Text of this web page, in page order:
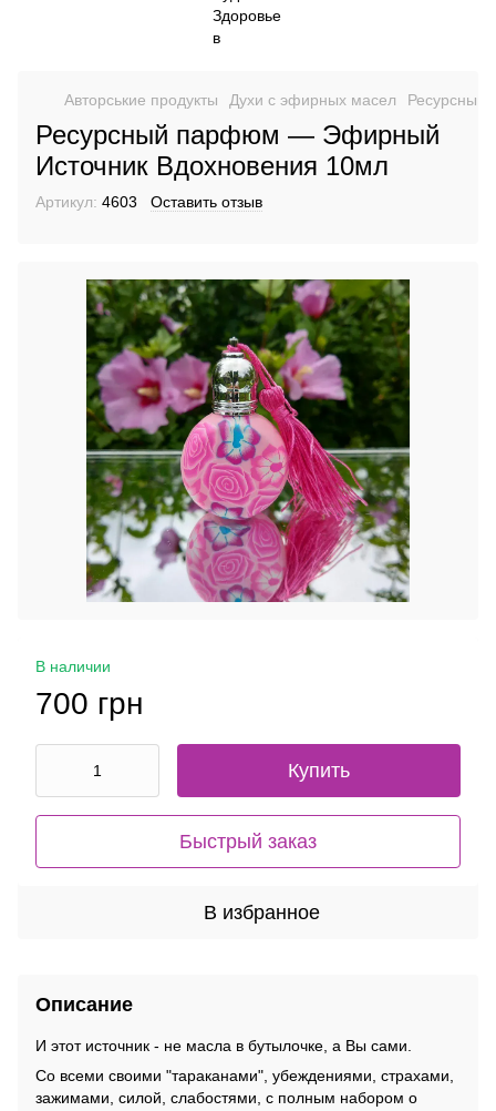
Авторськие продукты Духи с эфирных масел Ресурсный
Ресурсный парфюм — Эфирный
Источник Вдохновения 10мл
Артикул: 4603 Оставить отзыв
В наличии
700 грн
Купить
Быстрый заказ
В избранное
Описание
И этот источник - не масла в бутылочке, а Вы сами.
Со всеми своими "тараканами", убеждениями, страхами,
зажимами, силой, слабостями, с полным набором о